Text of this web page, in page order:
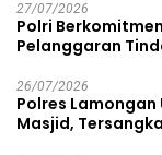
27/07/2026
Polri
Pelanggaran
26/07/2026
Polres Lamongan
Masjid,